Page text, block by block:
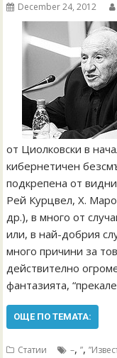
December 24, 2012
от Циолковски в
кибернетичен
подкрепена от
Рей Курцвел, Х.
др.), в много от
или, в най-добрия
много причини за
действително
фантазията,
ОЩЕ ПО ТЕМАТА:
Статии –,”,